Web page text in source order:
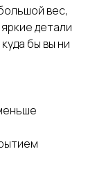
вес,
детали
бы вы ни